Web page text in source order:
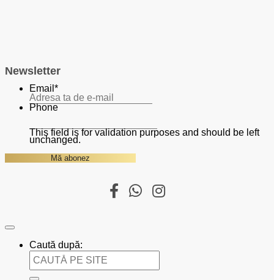
Newsletter
Email *
Phone
This field is for validation purposes and should be left
unchanged.
Caută după: